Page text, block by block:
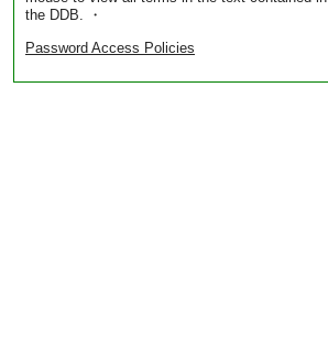
the DDB. ・
Password Access Policies